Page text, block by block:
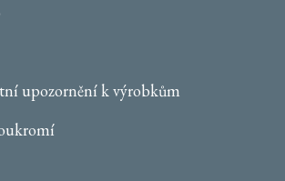
upozornění k výrobkům